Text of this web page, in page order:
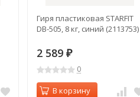
Гиря пластиковая STARFIT
DB-505, 8 кг, синий (2113753)
2 589 ₽
0
В корзину